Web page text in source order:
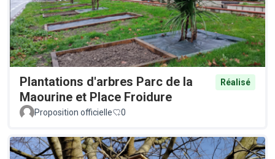
Plantations d'arbres Parc de la
Maourine et Place Froidure
Réalisé
Proposition officielle 0